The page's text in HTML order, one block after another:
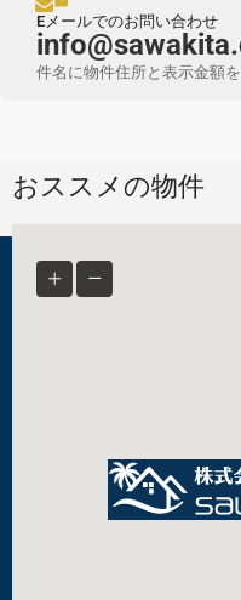
Eメールでのお問い合わせ
件名に物件住所と表示金額を
おススメの物件
© SAWAKITA Inc. -